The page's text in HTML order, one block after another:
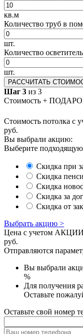
кв.м
Количество труб в
шт.
Количество
шт.
РАССЧИТАТЬ
Шаг 3 из 3
Стоимость +
Стоимость потолка с
руб.
Вы выбрали акцию:
Выберите
Скидка при
Скидка
Скидка
Скидка за
Скидка от
Выбрать акцию >
Цена с учетом АКЦИИ
руб.
Отправляются
Вы выбрали
%
Для получения
Оставьте
Оставьте свой номер